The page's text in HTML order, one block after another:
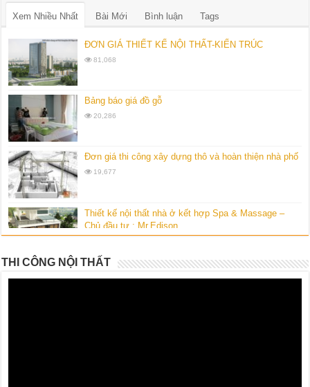
Xem Nhiều Nhất Bài Mới Bình luận Tags
ĐƠN GIÁ THIẾT KẾ NỘI THẤT-KIẾN TRÚC
81,068
Bảng báo giá đồ gỗ
20,286
Đơn giá thi công xây dựng thô và hoàn thiện nhà phố
19,677
Thiết kế nội thất nhà ở kết hợp Spa & Massage –
Chủ đầu tư : Mr.Edison.
Thiết kế nội thất chung cư cao cấp Vinhomes Royal
City-gia đình chị Hường
THI CÔNG NỘI THẤT